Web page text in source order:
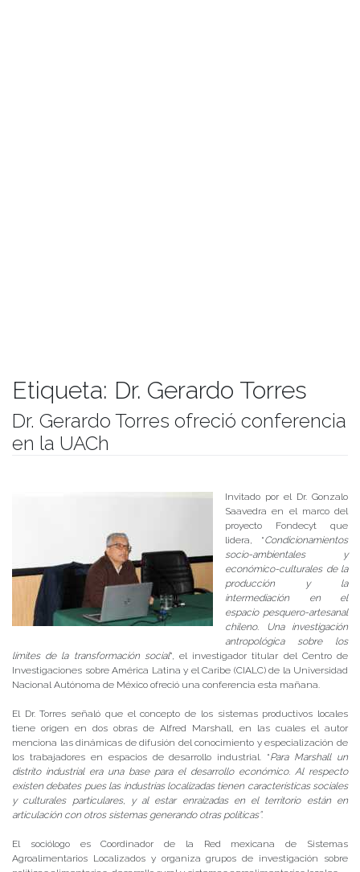
Etiqueta: Dr. Gerardo Torres
Dr. Gerardo Torres ofreció conferencia
en la UACh
Invitado por el Dr. Gonzalo
Saavedra en el marco del
proyecto Fondecyt que
lidera, “Condicionamientos
socio-ambientales y
económico-culturales de la
producción y la
intermediación en el
espacio pesquero-artesanal
chileno. Una investigación
antropológica sobre los
límites de la transformación social”, el investigador titular del Centro de
Investigaciones sobre América Latina y el Caribe (CIALC) de la Universidad
Nacional Autónoma de México ofreció una conferencia esta mañana.
El Dr. Torres señaló que el concepto de los sistemas productivos locales
tiene origen en dos obras de Alfred Marshall, en las cuales el autor
menciona las dinámicas de difusión del conocimiento y especialización de
los trabajadores en espacios de desarrollo industrial. “Para Marshall un
distrito industrial era una base para el desarrollo económico. Al respecto
existen debates pues las industrias localizadas tienen características sociales
y culturales particulares, y al estar enraizadas en el territorio están en
articulación con otros sistemas generando otras políticas”.
El sociólogo es Coordinador de la Red mexicana de Sistemas
Agroalimentarios Localizados y organiza grupos de investigación sobre